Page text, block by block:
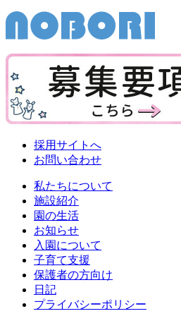
採用サイトへ
お問い合わせ
私たちについて
施設紹介
園の生活
お知らせ
入園について
子育て支援
保護者の方向け
日記
プライバシーポリシー